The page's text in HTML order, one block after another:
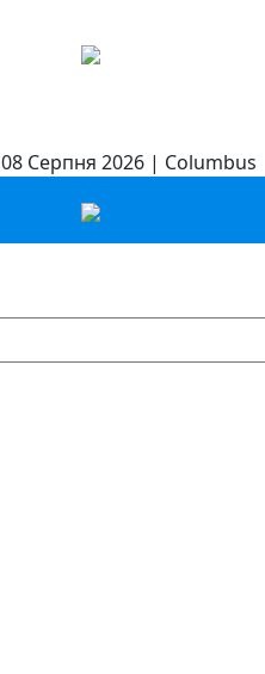
Серпня 2026 | Columbus